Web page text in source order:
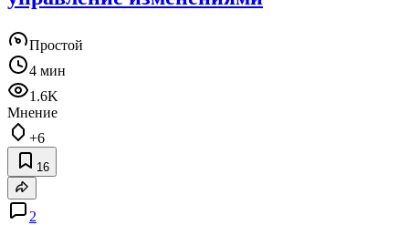
Простой
4 мин
1.6K
Мнение
+6
16
2